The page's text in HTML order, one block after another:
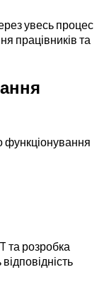
увесь процес
працівників та
функціонування
та розробка